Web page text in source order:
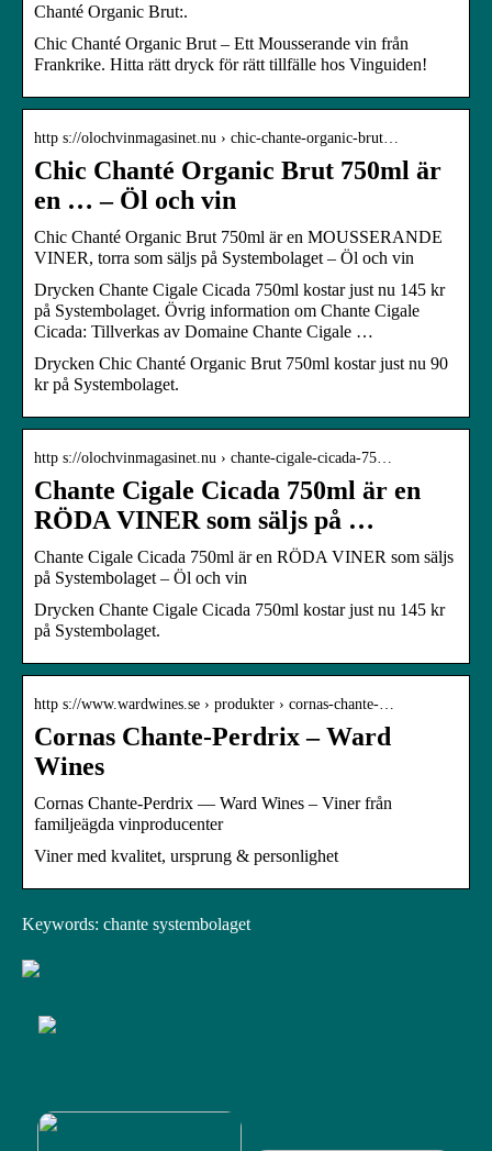
Chanté Organic Brut:.
Chic Chanté Organic Brut – Ett Mousserande vin från
Frankrike. Hitta rätt dryck för rätt tillfälle hos Vinguiden!
http s://olochvinmagasinet.nu › chic-chante-organic-brut…
Chic Chanté Organic Brut 750ml är
en … – Öl och vin
Chic Chanté Organic Brut 750ml är en MOUSSERANDE
VINER, torra som säljs på Systembolaget – Öl och vin
Drycken Chante Cigale Cicada 750ml kostar just nu 145 kr
på Systembolaget. Övrig information om Chante Cigale
Cicada: Tillverkas av Domaine Chante Cigale …
Drycken Chic Chanté Organic Brut 750ml kostar just nu 90
kr på Systembolaget.
http s://olochvinmagasinet.nu › chante-cigale-cicada-75…
Chante Cigale Cicada 750ml är en
RÖDA VINER som säljs på …
Chante Cigale Cicada 750ml är en RÖDA VINER som säljs
på Systembolaget – Öl och vin
Drycken Chante Cigale Cicada 750ml kostar just nu 145 kr
på Systembolaget.
http s://www.wardwines.se › produkter › cornas-chante-…
Cornas Chante-Perdrix – Ward
Wines
Cornas Chante-Perdrix — Ward Wines – Viner från
familjeägda vinproducenter
Viner med kvalitet, ursprung & personlighet
Keywords: chante systembolaget